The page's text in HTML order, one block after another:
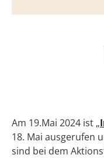
Am 19.Mai 2024 ist „
18. Mai ausgerufen
sind bei dem